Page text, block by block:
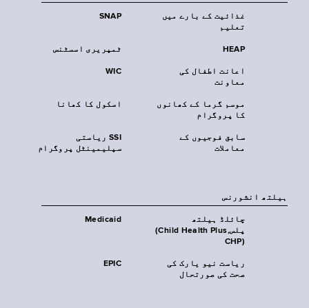
SNAP
غذائیت کے بارے میں
تعلیم
ٹمپریری اسسٹنس HEAP
WIC
اعانت اطفال کی
معاونت
اسکول کا کھانا
موسم گرما کے کھانوں
کا پروگرام
SSI ریاستی
سپلیمینٹل پروگرام
سابق فوجیوں کے
معاملات
‏ہیلتھ انشورنس
Medicaid
چائلڈ ہیلتھ
پلس‎(Child Health Plus,
CHP)‎
EPIC
ریاست نیو یارک کی
صحت کی صورتحال